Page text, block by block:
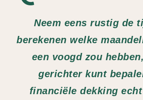
Neem eens rustig de
berekenen welke
een voogd zou
gerichter kunt
financiële dekking